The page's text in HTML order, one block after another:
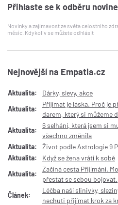
Přihlaste se k odběru
Novinky a zajímavost ze světa celostního
měsíc. Kdykoliv se můžete odhlásit
Nejnovější na Empatia.cz
Aktualita:
Dárky, slevy, akce
Aktualita:
Přijímat je láska. Proč je
darem, který si můžeme
Aktualita:
6 selhání, která jsem si
všechno změnila
Aktualita:
Život podle Astrologie 9
Aktualita:
Když se žena vrátí k sobě
Aktualita:
Začíná cesta Přijímání.
přestat se sebou bojovat.
Článek:
Léčba naší slinivky,
nechuti přijímat krok za